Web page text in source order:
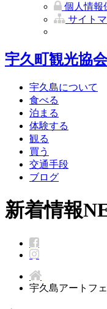
個人情報
サイト
宇久町観光協会
宇久島について
食べる
泊まる
体験する
観る
買う
交通手段
ブログ
新着情報
宇久島アートフ